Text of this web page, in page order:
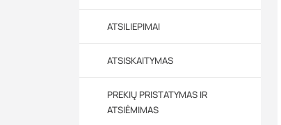
ATSILIEPIMAI
ATSISKAITYMAS
PREKIŲ PRISTATYMAS IR
ATSIĖMIMAS